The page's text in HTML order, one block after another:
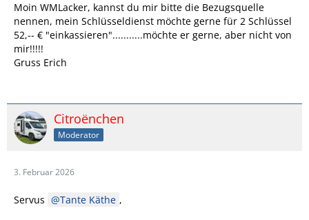
Moin WMLacker, kannst du mir bitte die Bezugsquelle
nennen, mein Schlüsseldienst möchte gerne für 2 Schlüssel
52,-- € "einkassieren"...........möchte er gerne, aber nicht von
mir!!!!!
Gruss Erich
Citroënchen
Moderator
3. Februar 2026
Servus Tante Käthe ,